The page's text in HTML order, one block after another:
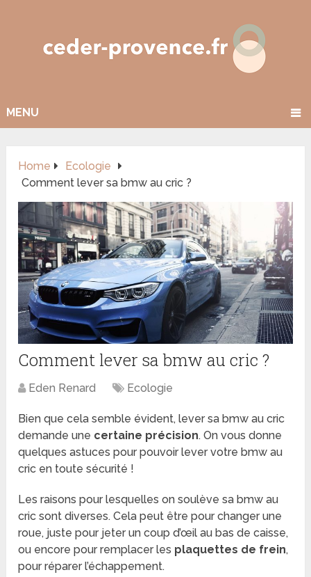
MENU
Home
Ecologie
Comment lever sa bmw au cric ?
Comment lever sa bmw au cric ?
Eden Renard Ecologie
Bien que cela semble évident, lever sa bmw au cric
demande une certaine précision. On vous donne
quelques astuces pour pouvoir lever votre bmw au
cric en toute sécurité !
Les raisons pour lesquelles on soulève sa bmw au
cric sont diverses. Cela peut être pour changer une
roue, juste pour jeter un coup d’œil au bas de caisse,
ou encore pour remplacer les plaquettes de frein,
pour réparer l’échappement.